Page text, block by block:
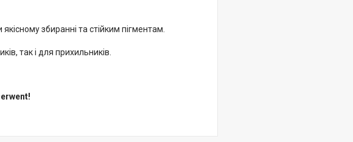
збиранні та стійким пігментам.
так і для прихильників.